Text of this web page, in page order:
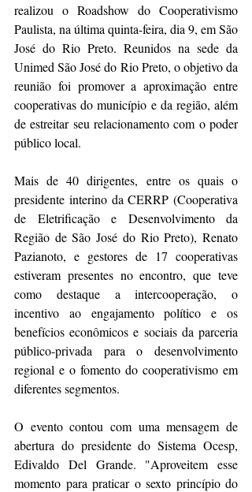
realizou o Roadshow do Cooperativismo
Paulista, na última quinta-feira, dia 9, em São
José do Rio Preto. Reunidos na sede da
Unimed São José do Rio Preto, o objetivo da
reunião foi promover a aproximação entre
cooperativas do município e da região, além
de estreitar seu relacionamento com o poder
público local.
Mais de 40 dirigentes, entre os quais o
presidente interino da CERRP (Cooperativa
de Eletrificação e Desenvolvimento da
Região de São José do Rio Preto), Renato
Pazianoto, e gestores de 17 cooperativas
estiveram presentes no encontro, que teve
como destaque a intercooperação, o
incentivo ao engajamento político e os
benefícios econômicos e sociais da parceria
público-privada para o desenvolvimento
regional e o fomento do cooperativismo em
diferentes segmentos.
O evento contou com uma mensagem de
abertura do presidente do Sistema Ocesp,
Edivaldo Del Grande. "Aproveitem esse
momento para praticar o sexto princípio do